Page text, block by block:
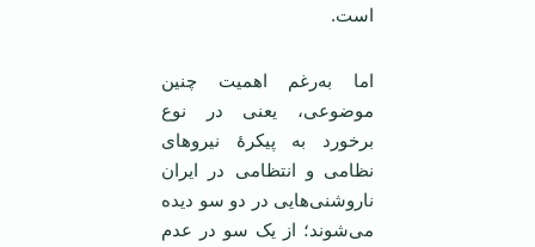
است.
اما به‌رغم اهمیت چنین
موضوعی، یعنی در نوع
برخورد به پیکرۀ نیروهای
نظامی و انتظامی در ایران
ناروشنی‌هایی در دو سو دیده
می‌شوند؛ از یک سو در عدم